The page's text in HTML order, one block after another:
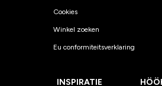
Cookies
Winkel zoeken
Eu conformiteitsverklaring
INSPIRATIE